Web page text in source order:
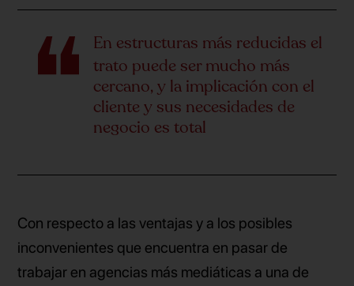
En estructuras más reducidas el
trato puede ser mucho más
cercano, y la implicación con el
cliente y sus necesidades de
negocio es total
Con respecto a las ventajas y a los posibles
inconvenientes que encuentra en pasar de
trabajar en agencias más mediáticas a una de